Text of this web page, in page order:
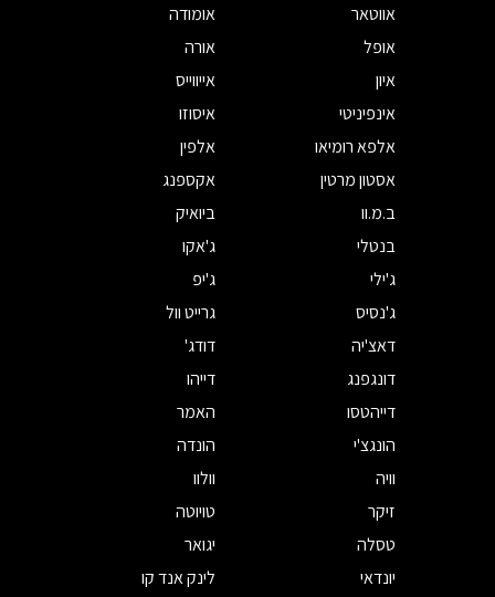
אווטאר
אומודה
אופל
אורה
איון
אייווייס
אינפיניטי
איסוזו
אלפא רומיאו
אלפין
אסטון מרטין
אקספנג
ב.מ.וו
ביואיק
בנטלי
ג'אקו
ג'ילי
ג'יפ
ג'נסיס
גרייט וול
דאצ'יה
דודג'
דונגפנג
דייהו
דייהטסו
האמר
הונגצ'י
הונדה
וויה
וולוו
זיקר
טויוטה
טסלה
יגואר
יונדאי
לינק אנד קו